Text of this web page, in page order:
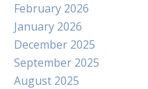
February 2026
January 2026
December 2025
September 2025
August 2025